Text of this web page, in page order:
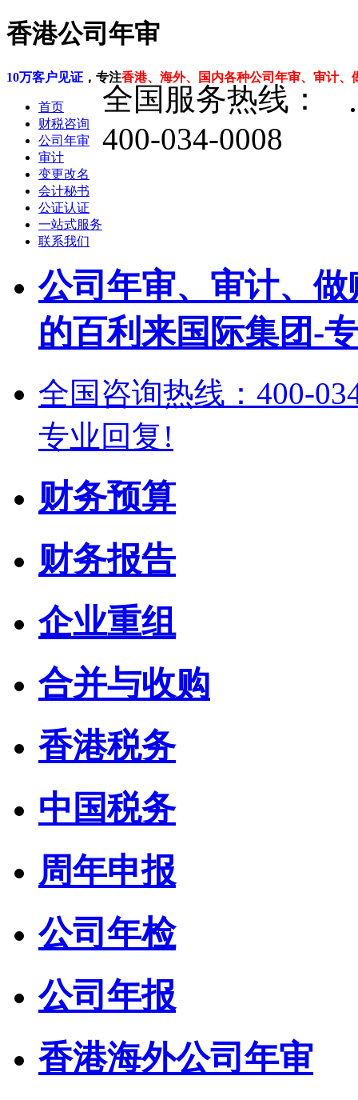
香港公司年审
10万客户见证 ，专注香港、海外、国内各种公司年审、审计、
首页
财税咨询
公司年审
审计
变更改名
会计秘书
公证认证
一站式服务
联系我们
全国服务热线：
400-034-0008
公司年审、审计、
的百利来国际集团-
全国咨询热线：400-
专业回复!
财务预算
财务报告
企业重组
合并与收购
香港税务
中国税务
周年申报
公司年检
公司年报
香港海外公司年审